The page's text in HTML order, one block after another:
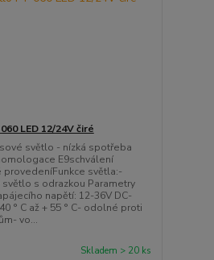
LED 12/24V čiré
světlo - nízká spotřeba
E9schválení
provedeníFunkce světla:-
s odrazkou Parametry
napětí: 12-36V DC-
° C až + 55 ° C- odolné proti
vo...
Skladem > 20 ks